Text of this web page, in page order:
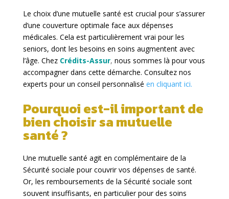
Le choix d’une mutuelle santé est crucial pour s’assurer
d’une couverture optimale face aux dépenses
médicales. Cela est particulièrement vrai pour les
seniors, dont les besoins en soins augmentent avec
l’âge. Chez Crédits-Assur, nous sommes là pour vous
accompagner dans cette démarche. Consultez nos
experts pour un conseil personnalisé en cliquant ici.
Pourquoi est-il important de
bien choisir sa mutuelle
santé ?
Une mutuelle santé agit en complémentaire de la
Sécurité sociale pour couvrir vos dépenses de santé.
Or, les remboursements de la Sécurité sociale sont
souvent insuffisants, en particulier pour des soins